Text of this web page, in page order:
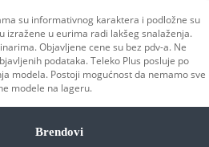
su informativnog karaktera i podložne su
izražene u eurima radi lakšeg snalaženja.
Objavljene cene su bez pdv-a. Ne
podataka. Teleko Plus posluje po
modela. Postoji mogućnost da nemamo sve
modele na lageru.
Brendovi